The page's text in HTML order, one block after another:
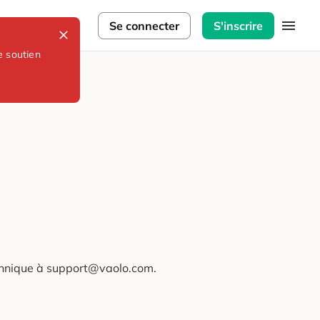
soutien
Se connecter S'inscrire
à support@vaolo.com.